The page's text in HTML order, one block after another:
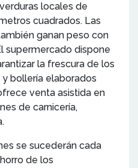
locales de
cuadrados. Las
ganan peso con
supermercado dispone
la frescura de los
bollería elaborados
venta asistida en
de carnicería,
se sucederán cada
de los